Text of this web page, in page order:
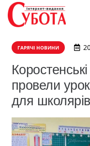
ГАРЯЧІ НОВИНИ
провели
для школярів